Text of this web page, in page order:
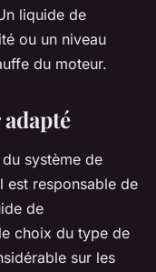
liquide de
ou un niveau
du moteur.
système de
est responsable de
de
choix du type de
sur les